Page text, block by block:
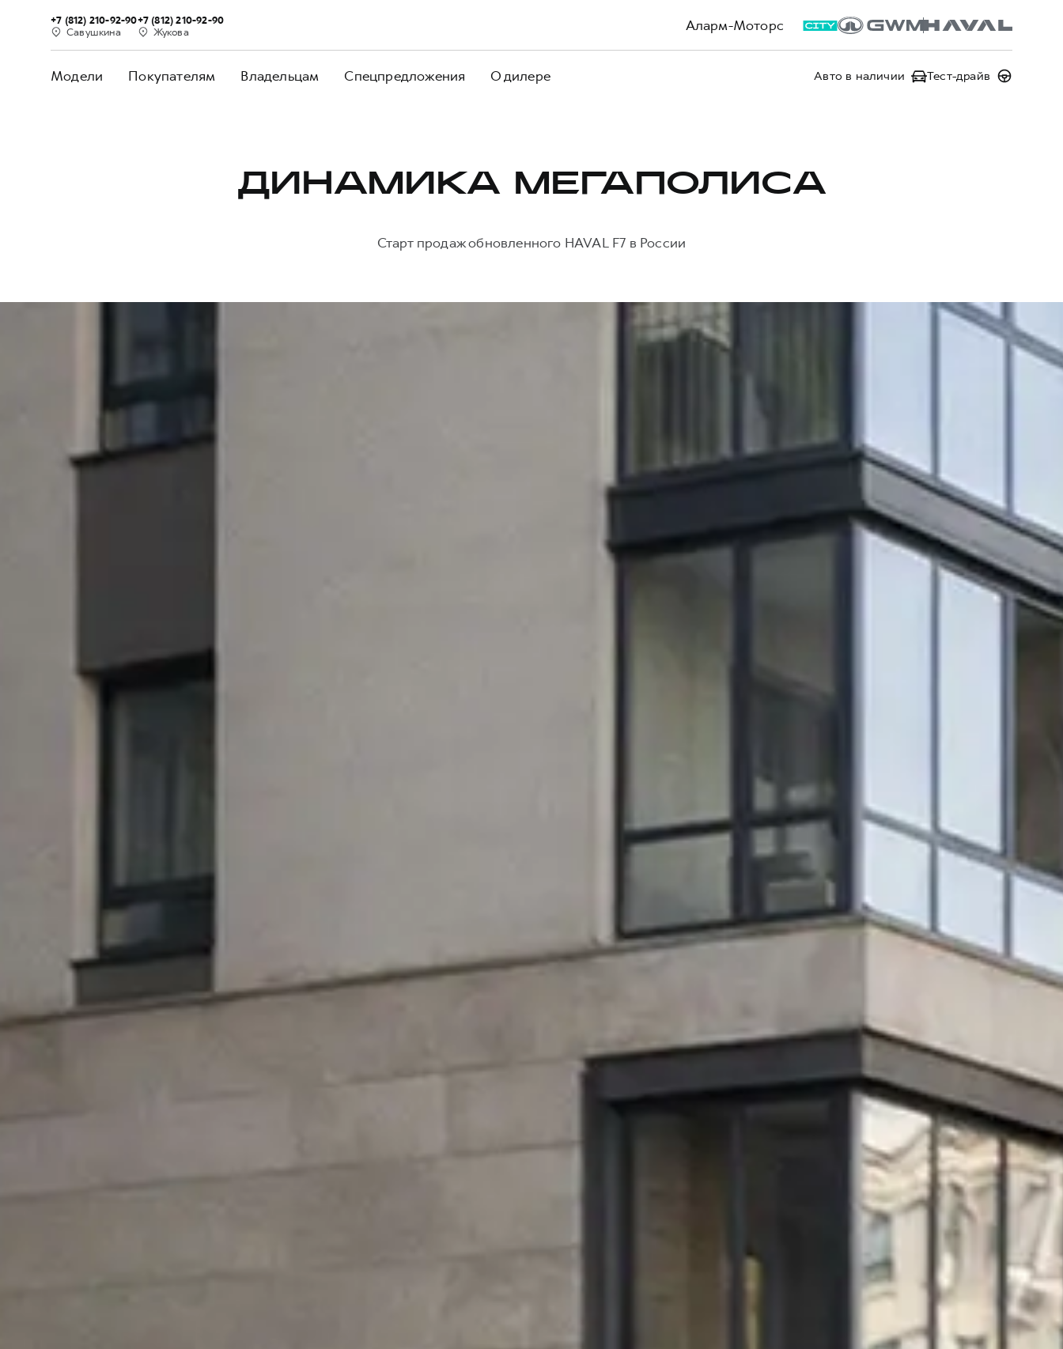
Аларм-Моторс
+7 (812) 210-92-90
Савушкина
+7 (812) 210-92-90
Жукова
Модели Покупателям Владельцам Спецпредложения О дилере Авто в наличии Тест-драйв
ДИНАМИКА МЕГАПОЛИСА
Старт продаж обновленного HAVAL F7 в России